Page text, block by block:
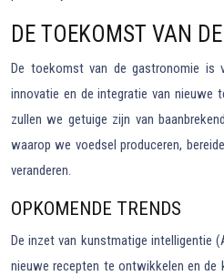
DE TOEKOMST VAN
De toekomst van de gastronomie is
innovatie en de integratie van nieuwe
zullen we getuige zijn van
waarop we voedsel produceren,
veranderen.
OPKOMENDE TRENDS
De inzet van kunstmatige intelligentie
nieuwe recepten te ontwikkelen en de